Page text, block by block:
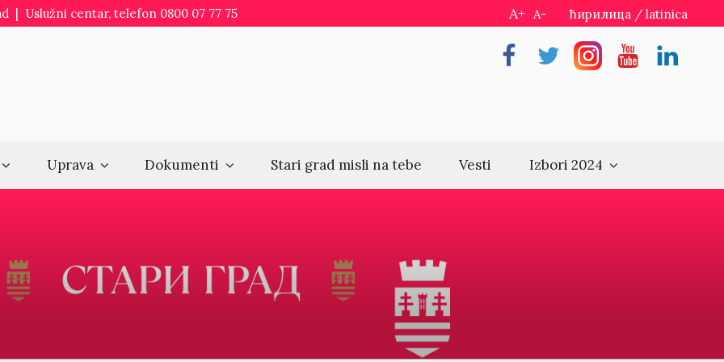
| Uslužni centar, telefon 0800 07 77 75 A+ A- ћирилица / latinica
FacebookTwitterInstragramYoutubeLinkedin
Uprava Dokumenti Stari grad misli na tebe Vesti Izbori 2024